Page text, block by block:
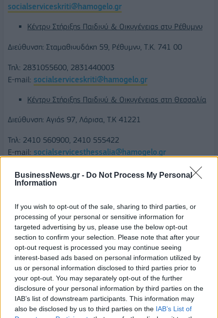
BusinessNews.gr - Do Not Process My Personal
Information
If you wish to opt-out of the sale, sharing to third parties, or
processing of your personal or sensitive information for
targeted advertising by us, please use the below opt-out
section to confirm your selection. Please note that after your
opt-out request is processed you may continue seeing
interest-based ads based on personal information utilized by
us or personal information disclosed to third parties prior to
your opt-out. You may separately opt-out of the further
disclosure of your personal information by third parties on the
IAB’s list of downstream participants. This information may
also be disclosed by us to third parties on the IAB’s List of
socialserviceskriti@hamogelo.gr
Κέντρο Στήριξης Παιδιού & Οικογένειας στο Ρέθυμνο
Διεύθυνση: Σταμαθιουδάκη 59, Ρέθυμνο, Τ.Κ. 741 00
Τηλ: 2831055600, 2831440003
Ε-mail: socialserviceskriti@hamogelo.gr
Κέντρο Στήριξης Παιδιού & Οικογένειας στη Θεσσαλία
Διεύθυνση: Αγιάς 97, Λάρισα, T.K 41221
Τηλ: 2410 560900, 2410 555422
E-mail: socialservicesthessalia@hamogelo.gr
Κέντρο Στήριξης Παιδιού & Οικογένειας στην Καβάλα
Τηλ: 2510 232616 - E-mail:
socialserviceskavala@hamogelo.gr
Κέντρο Στήριξης Παιδιού & Οικογένειας στην Επανομή
Διεύθυνση:1ο χλμ. Επανομής - Θεσσαλονίκης, Επανομή
Θεσσαλονίκης, Τ.Κ. 57500
Τηλ:23920 41596 - 2310 535629
E-mail:SocialServicesThess@hamogelo.gr